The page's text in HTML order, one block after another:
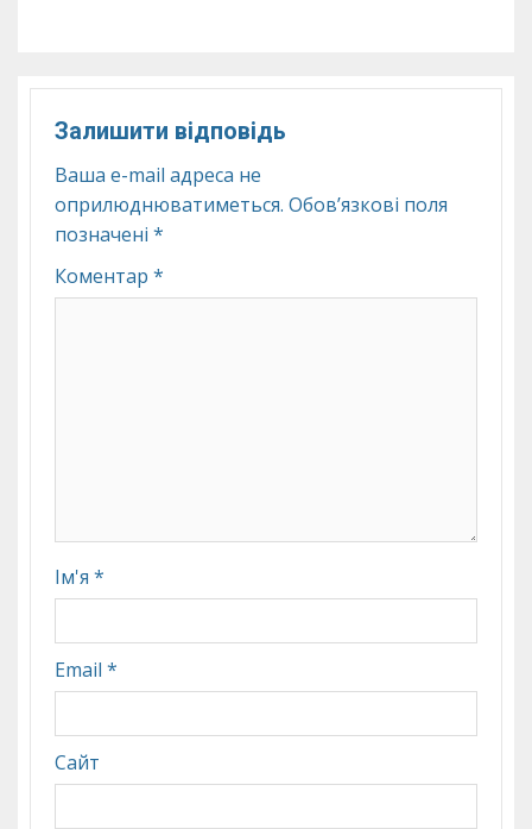
Залишити відповідь
Ваша e-mail адреса не
оприлюднюватиметься. Обов’язкові поля
позначені *
Коментар *
Ім'я *
Email *
Сайт